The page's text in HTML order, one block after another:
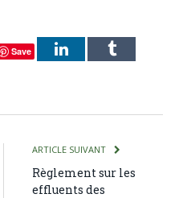
Save LinkedInTumblr
ARTICLE SUIVANT
Règlement sur les
effluents des